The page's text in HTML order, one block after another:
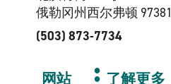
俄勒冈州西尔弗顿 97381
(503) 873-7734
网站 了解更多